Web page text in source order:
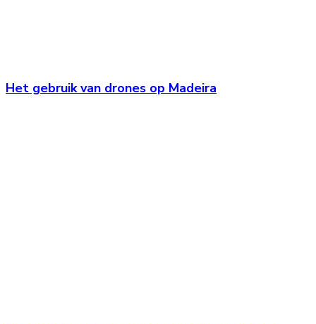
Het gebruik van drones op Madeira